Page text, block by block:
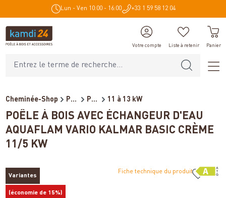
principal Lun - Ven 10:00 - 16:00 +33 1 59 58 12 04
Votre compte Liste à retenir Panier
Cheminée-Shop Poêles et cheminées Poêles à bois bouilleur 11 à 13 kW
POÊLE À BOIS AVEC ÉCHANGEUR D'EAU
AQUAFLAM VARIO KALMAR BASIC CRÈME
11/5 KW
Variantes
(économie de 15%)
Fiche technique du produit
%